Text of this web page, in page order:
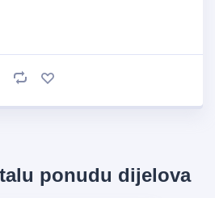
ponudu dijelova